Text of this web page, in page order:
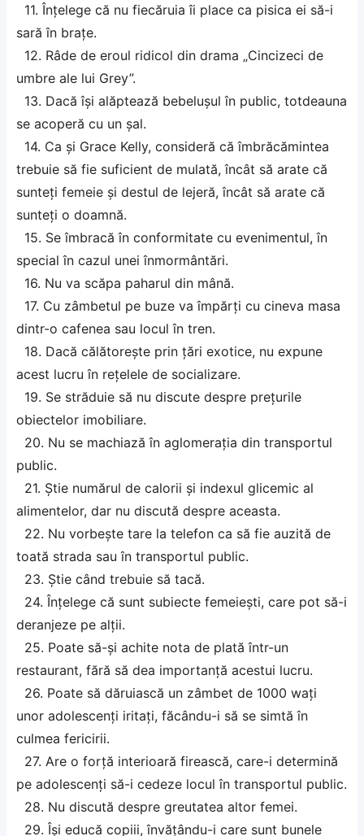
11. Înțelege că nu fiecăruia îi place ca pisica ei să-i
sară în brațe.
12. Râde de eroul ridicol din drama „Cincizeci de
umbre ale lui Grey”.
13. Dacă își alăptează bebelușul în public, totdeauna
se acoperă cu un șal.
14. Ca și Grace Kelly, consideră că îmbrăcămintea
trebuie să fie suficient de mulată, încât să arate că
sunteți femeie și destul de lejeră, încât să arate că
sunteți o doamnă.
15. Se îmbracă în conformitate cu evenimentul, în
special în cazul unei înmormântări.
16. Nu va scăpa paharul din mână.
17. Cu zâmbetul pe buze va împărți cu cineva masa
dintr-o cafenea sau locul în tren.
18. Dacă călătorește prin țări exotice, nu expune
acest lucru în rețelele de socializare.
19. Se străduie să nu discute despre prețurile
obiectelor imobiliare.
20. Nu se machiază în aglomerația din transportul
public.
21. Știe numărul de calorii și indexul glicemic al
alimentelor, dar nu discută despre aceasta.
22. Nu vorbește tare la telefon ca să fie auzită de
toată strada sau în transportul public.
23. Știe când trebuie să tacă.
24. Înțelege că sunt subiecte femeiești, care pot să-i
deranjeze pe alții.
25. Poate să-și achite nota de plată într-un
restaurant, fără să dea importanță acestui lucru.
26. Poate să dăruiască un zâmbet de 1000 wați
unor adolescenți iritați, făcându-i să se simtă în
culmea fericirii.
27. Are o forță interioară firească, care-i determină
pe adolescenți să-i cedeze locul în transportul public.
28. Nu discută despre greutatea altor femei.
29. Își educă copiii, învățându-i care sunt bunele